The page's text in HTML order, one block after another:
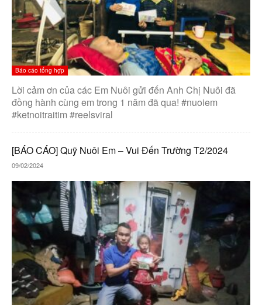
Báo cáo tổng hợp
Lời cảm ơn của các Em Nuôi gửi đến Anh Chị Nuôi đã
đồng hành cùng em trong 1 năm đã qua! #nuoiem
#ketnoitraitim #reelsviral
[BÁO CÁO] Quỹ Nuôi Em – Vui Đến Trường T2/2024
09/02/2024